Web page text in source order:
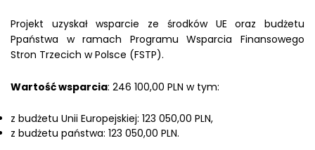
Projekt uzyskał wsparcie ze środków UE oraz budżetu
Ppaństwa w ramach Programu Wsparcia Finansowego
Stron Trzecich w Polsce (FSTP).
Wartość wsparcia: 246 100,00 PLN w tym:
z budżetu Unii Europejskiej: 123 050,00 PLN,
z budżetu państwa: 123 050,00 PLN.